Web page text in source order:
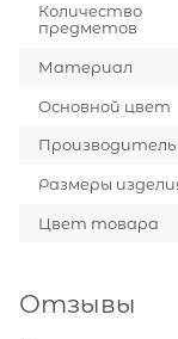
Количество
предметов
Материал
Основной цвет
Производитель
Размеры
Цвет товара
Отзывы